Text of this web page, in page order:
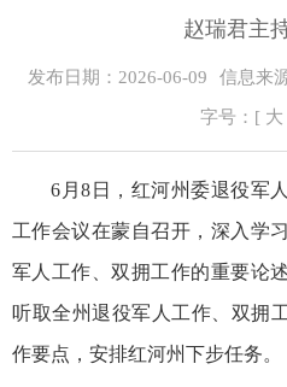
赵瑞君主
发布日期：2026-06-09 信息来
字号：[ 大
6月8日，红河州委退役军
工作会议在蒙自召开，深入学
军人工作、双拥工作的重要论
听取全州退役军人工作、双拥
作要点，安排红河州下步任务。